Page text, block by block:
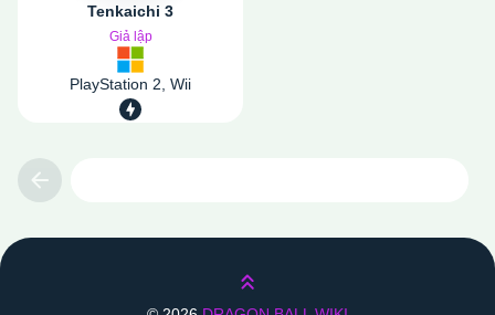
Tenkaichi 3
Giả lập
PlayStation 2, Wii
Lên trên